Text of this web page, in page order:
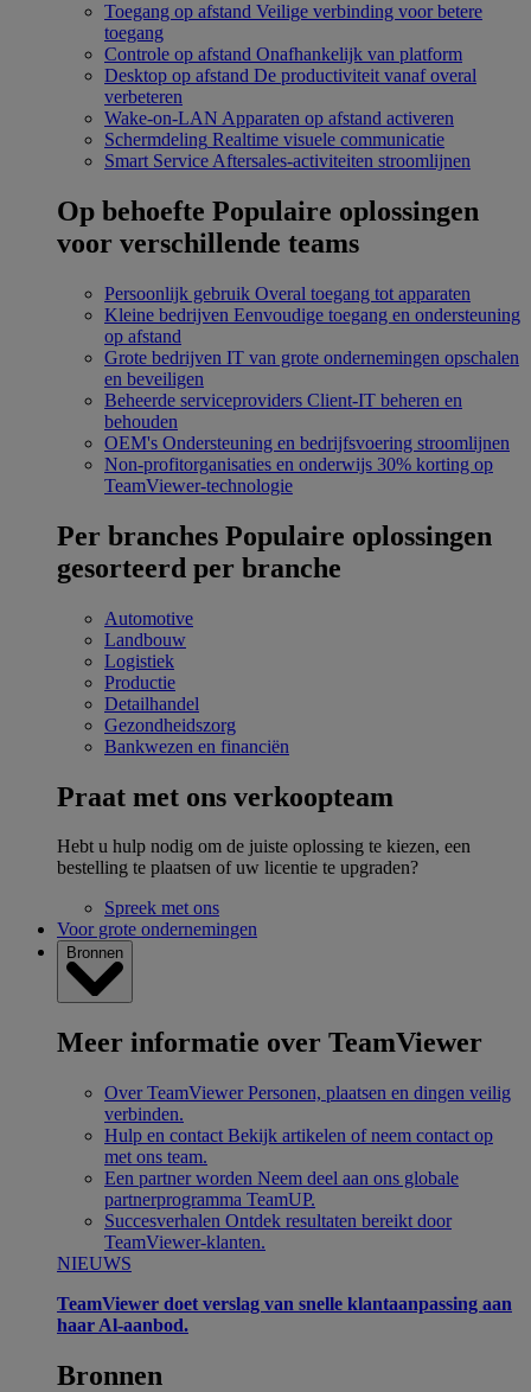
Toegang op afstand Veilige verbinding voor betere
toegang
Controle op afstand Onafhankelijk van platform
Desktop op afstand De productiviteit vanaf overal
verbeteren
Wake-on-LAN Apparaten op afstand activeren
Schermdeling Realtime visuele communicatie
Smart Service Aftersales-activiteiten stroomlijnen
Op behoefte Populaire oplossingen
voor verschillende teams
Persoonlijk gebruik Overal toegang tot apparaten
Kleine bedrijven Eenvoudige toegang en ondersteuning
op afstand
Grote bedrijven IT van grote ondernemingen opschalen
en beveiligen
Beheerde serviceproviders Client-IT beheren en
behouden
OEM's Ondersteuning en bedrijfsvoering stroomlijnen
Non-profitorganisaties en onderwijs 30% korting op
TeamViewer-technologie
Per branches Populaire oplossingen
gesorteerd per branche
Automotive
Landbouw
Logistiek
Productie
Detailhandel
Gezondheidszorg
Bankwezen en financiën
Praat met ons verkoopteam
Hebt u hulp nodig om de juiste oplossing te kiezen, een
bestelling te plaatsen of uw licentie te upgraden?
Spreek met ons
Voor grote ondernemingen
Bronnen
Meer informatie over TeamViewer
Over TeamViewer Personen, plaatsen en dingen veilig
verbinden.
Hulp en contact Bekijk artikelen of neem contact op
met ons team.
Een partner worden Neem deel aan ons globale
partnerprogramma TeamUP.
Succesverhalen Ontdek resultaten bereikt door
TeamViewer-klanten.
NIEUWS
TeamViewer doet verslag van snelle klantaanpassing aan
haar Al-aanbod.
Bronnen